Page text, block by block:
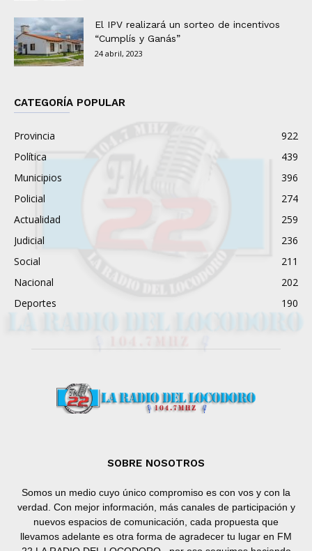
El IPV realizará un sorteo de incentivos
“Cumplís y Ganás”
24 abril, 2023
CATEGORÍA POPULAR
Provincia
922
Política
439
Municipios
396
Policial
274
Actualidad
259
Judicial
236
Social
211
Nacional
202
Deportes
190
SOBRE NOSOTROS
Somos un medio cuyo único compromiso es con vos y con la
verdad. Con mejor información, más canales de participación y
nuevos espacios de comunicación, cada propuesta que
llevamos adelante es otra forma de agradecer tu lugar en FM